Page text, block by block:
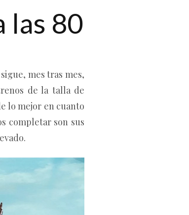
las 80
mes tras mes,
de la talla de
lo mejor en cuanto
completar son sus